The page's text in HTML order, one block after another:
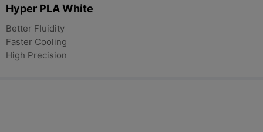
Hyper PLA White
Better Fluidity
Faster Cooling
High Precision